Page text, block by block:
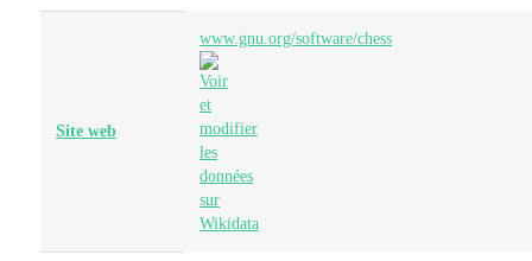
Site web
www.gnu.org/software/chess